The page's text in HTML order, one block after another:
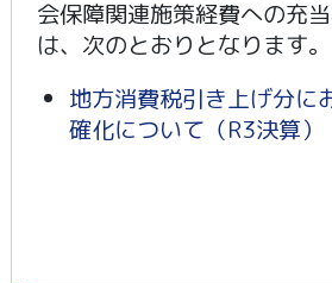
会保障関連施策経費への充
は、次のとおりとなります。
地方消費税引き上げ分に
確化について（R3決算）